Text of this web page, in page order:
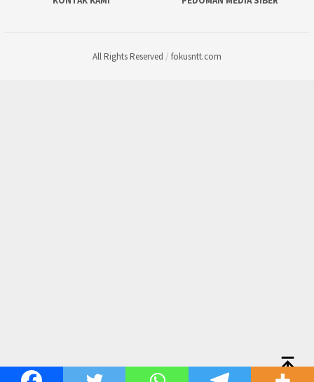
All Rights Reserved / fokusntt.com